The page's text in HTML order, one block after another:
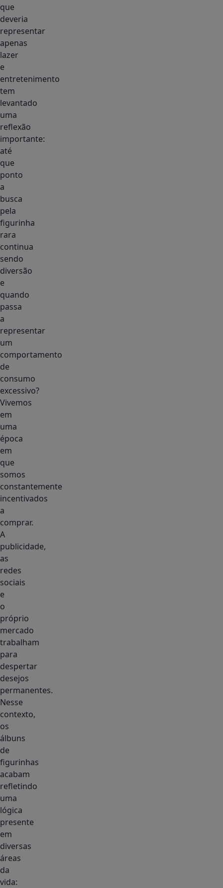
que
deveria
representar
apenas
lazer
e
entretenimento
tem
levantado
uma
reflexão
importante:
até
que
ponto
a
busca
pela
figurinha
rara
continua
sendo
diversão
e
quando
passa
a
representar
um
comportamento
de
consumo
excessivo?
Vivemos
em
uma
época
em
que
somos
constantemente
incentivados
a
comprar.
A
publicidade,
as
redes
sociais
e
o
próprio
mercado
trabalham
para
despertar
desejos
permanentes.
Nesse
contexto,
os
álbuns
de
figurinhas
acabam
refletindo
uma
lógica
presente
em
diversas
áreas
da
vida: